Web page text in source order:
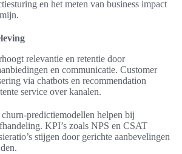
en het meten van business impact
relevantie en retentie door
en communicatie. Customer
via chatbots en recommendation
service over kanalen.
helpen bij
KPI’s zoals NPS en CSAT
stijgen door gerichte aanbevelingen